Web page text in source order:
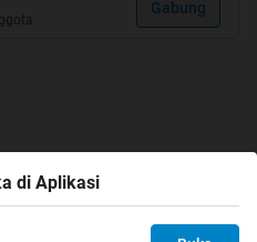
Gabung
di Aplikasi